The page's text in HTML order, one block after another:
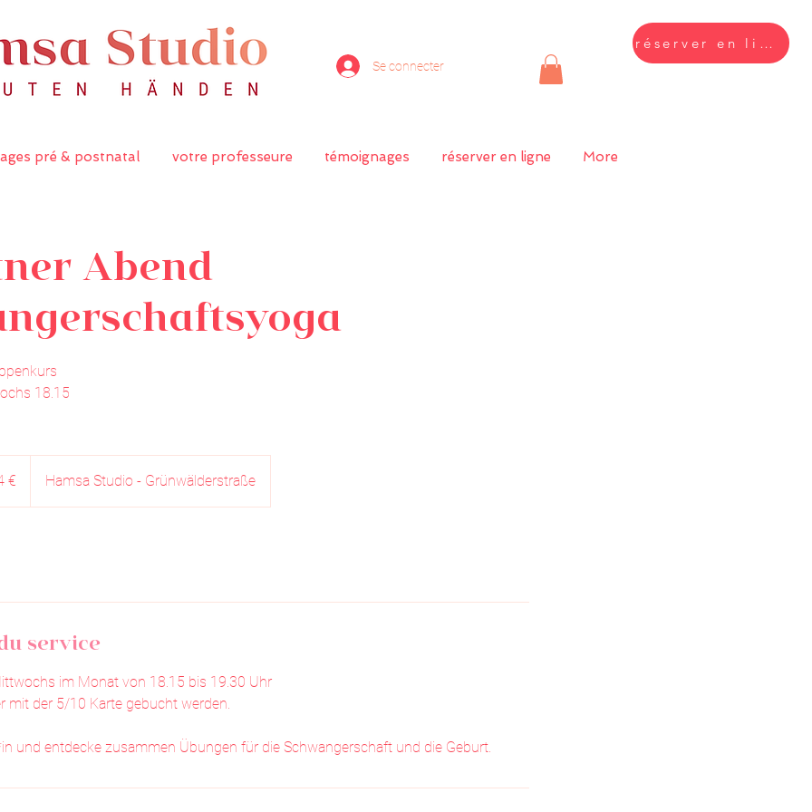
réserver en ligne
Se connecter
pré & postnatal votre professeure témoignages réserver en ligne More
Abend
18.15
€ Hamsa Studio - Grünwälderstraße
service
im Monat von 18.15 bis 19.30 Uhr
mit der 5/10 Karte gebucht werden.
und entdecke zusammen Übungen für die Schwangerschaft und die Geburt.